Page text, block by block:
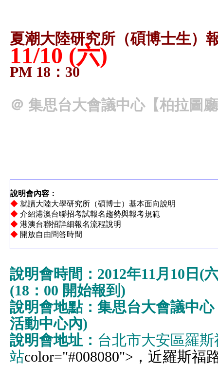
夏潮大陸研究所（碩博士生）
11/10 (六)
PM 18：30
＠ 集思台大會議中心【柏拉圖
說明會內容：
◆ 就讀大陸大學研究所（碩博士）基本面向說明
◆ 介紹港澳台聯招考試報名趨勢與報考規範
◆ 港澳台聯招詳細報名流程說明
◆ 開放自由問答時間
說明會時間：2012年11月10日(
(18：00 開始報到)
說明會地點：集思台大會議中
活動中心內)
說明會地址： 台北市大安區羅
站color="#008080">，近羅斯福